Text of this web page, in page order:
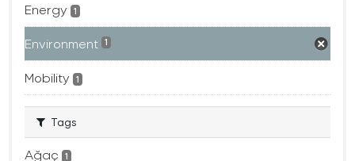
Energy 1
Environment 1
Mobility 1
Tags
Ağaç 1